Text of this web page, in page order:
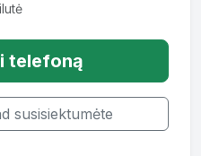
telefoną
susisiektumėte